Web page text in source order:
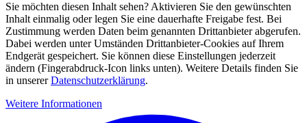
Sie möchten diesen Inhalt sehen? Aktivieren Sie den gewünschten
Inhalt einmalig oder legen Sie eine dauerhafte Freigabe fest. Bei
Zustimmung werden Daten beim genannten Drittanbieter abgerufen.
Dabei werden unter Umständen Drittanbieter-Cookies auf Ihrem
Endgerät gespeichert. Sie können diese Einstellungen jederzeit
ändern (Fingerabdruck-Icon links unten). Weitere Details finden Sie
in unsererDatenschutzerklärung.
Weitere Informationen